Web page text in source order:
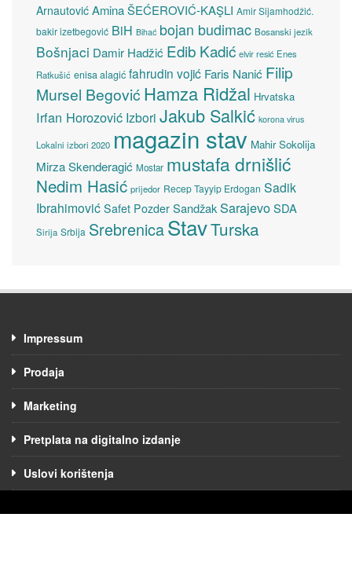
Arnautović Amina ŠEĆEROVIĆ-KAŞLI Amir Sijamhodžić.
bakir izetbegović BiH Bihać bojan budimac Bosanski jezik
Bošnjaci Damir Hadžić Edib Kadić elvir resić Enes
Ratkušić enisa alagić fahrudin vojić Faris Nanić Filip
Mursel Begović Hamza Ridžal Hrvatska
Irfan Horozović Izbori Jakub Salkić korona virus
Lokalni izbori 2020 magazin stav Mahir Sokolija
Mirza Skenderagić Mostar mustafa drnišlić
Nedim Hasić prijedor Recep Tayyip Erdogan Sadik
Ibrahimović Safet Pozder SandžakSarajevoSDA
Sirija Srbija SrebrenicaStavTurska
Impressum
Prodaja
Marketing
Pretplata na digitalno izdanje
Uslovi korištenja